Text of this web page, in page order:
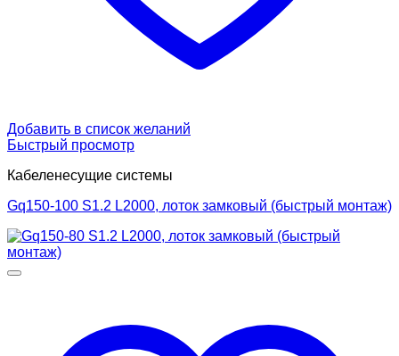
Добавить в список желаний
Быстрый просмотр
Кабеленесущие системы
Gq150-100 S1.2 L2000, лоток замковый (быстрый монтаж)